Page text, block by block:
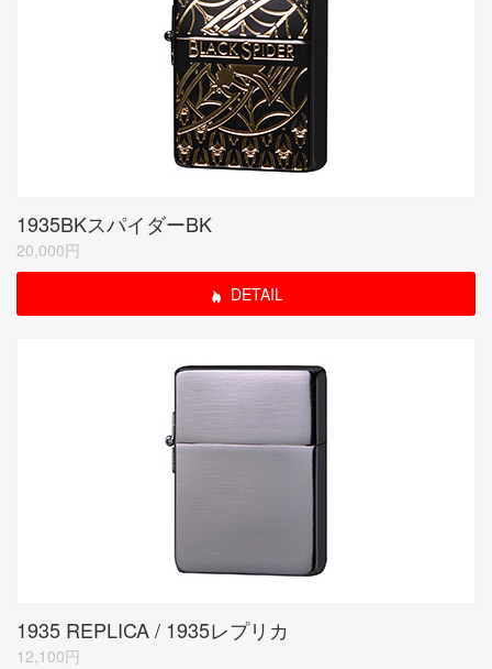
1935BKスパイダーBK
20,000円
DETAIL
1935 REPLICA / 1935レプリカ
12,100円